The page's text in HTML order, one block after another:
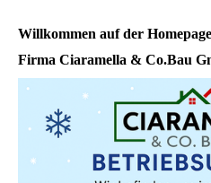
Willkommen auf der
Firma Ciaramella & Co.Bau